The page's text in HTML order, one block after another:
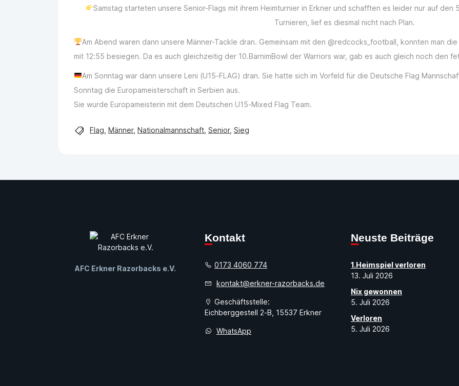
Samstag starteten unsere Senior-Flags mit ihrem Heimturnier in Erkner und schafften es leider nur auf
Turnieren, lief es diesmal nicht nach Plan.
Am Abend waren dann unsere Männer-Tackle dran. Gemeinsam mit den @redcocks_football, konnten man
mit 12:55 besiegen. Da es auch gleichzeitig der 10.BarnimBowl der Warriors war, gab es auch gleich noch den
Am Sonntag war dann unsere Leni (U15-FLAG) dran. Sie hatte sich im Vorfeld für die Deutsche Flag
Sonntag die Europameisterschaft in Serbien aus.
Sie wurde Europameisterin mit dem Deutschen U15-Mixed Flag Team.
Flag Männer, Nationalmannschaft Senior, Sieg
AFC Erkner Razorbacks e.V.
Kontakt
0173 4060 774
kontakt@erkner-razorbacks.de
Geschäftsstelle:
Eichberggestell 2-B, 15537 Erkner
WhatsApp
Neuste Beiträge
1.Heimspiel verloren
13. Juli 2026
Nix gewonnen
5. Juli 2026
Verloren
5. Juli 2026